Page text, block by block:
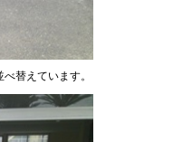
替えています。